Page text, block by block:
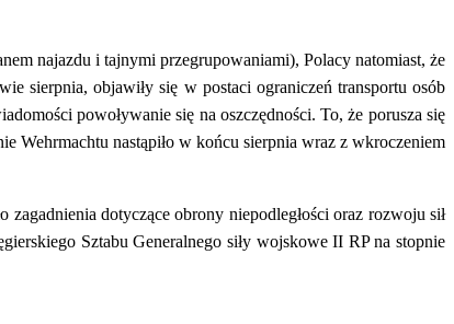
najazdu i tajnymi przegrupowaniami), Polacy natomiast, że
sierpnia, objawiły się w postaci ograniczeń transportu osób
powoływanie się na oszczędności. To, że porusza się
Wehrmachtu nastąpiło w końcu sierpnia wraz z wkroczeniem
dotyczące obrony niepodległości oraz rozwoju sił
Sztabu Generalnego siły wojskowe II RP na stopnie